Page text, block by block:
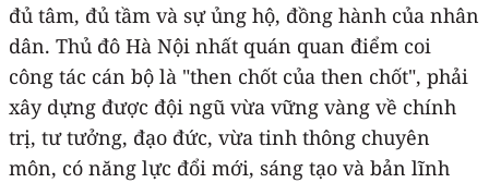
đủ tâm, đủ tầm và sự ủng hộ, đồng hành của nhân
dân. Thủ đô Hà Nội nhất quán quan điểm coi
công tác cán bộ là "then chốt của then chốt", phải
xây dựng được đội ngũ vừa vững vàng về chính
trị, tư tưởng, đạo đức, vừa tinh thông chuyên
môn, có năng lực đổi mới, sáng tạo và bản lĩnh